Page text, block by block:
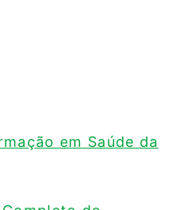
em Saúde da